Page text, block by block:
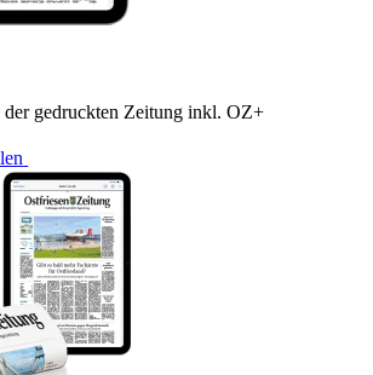
gedruckten Zeitung inkl. OZ+